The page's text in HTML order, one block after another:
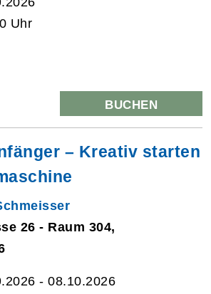
Uhr
BUCHEN
– Kreativ starten
26 - Raum 304,
- 08.10.2026